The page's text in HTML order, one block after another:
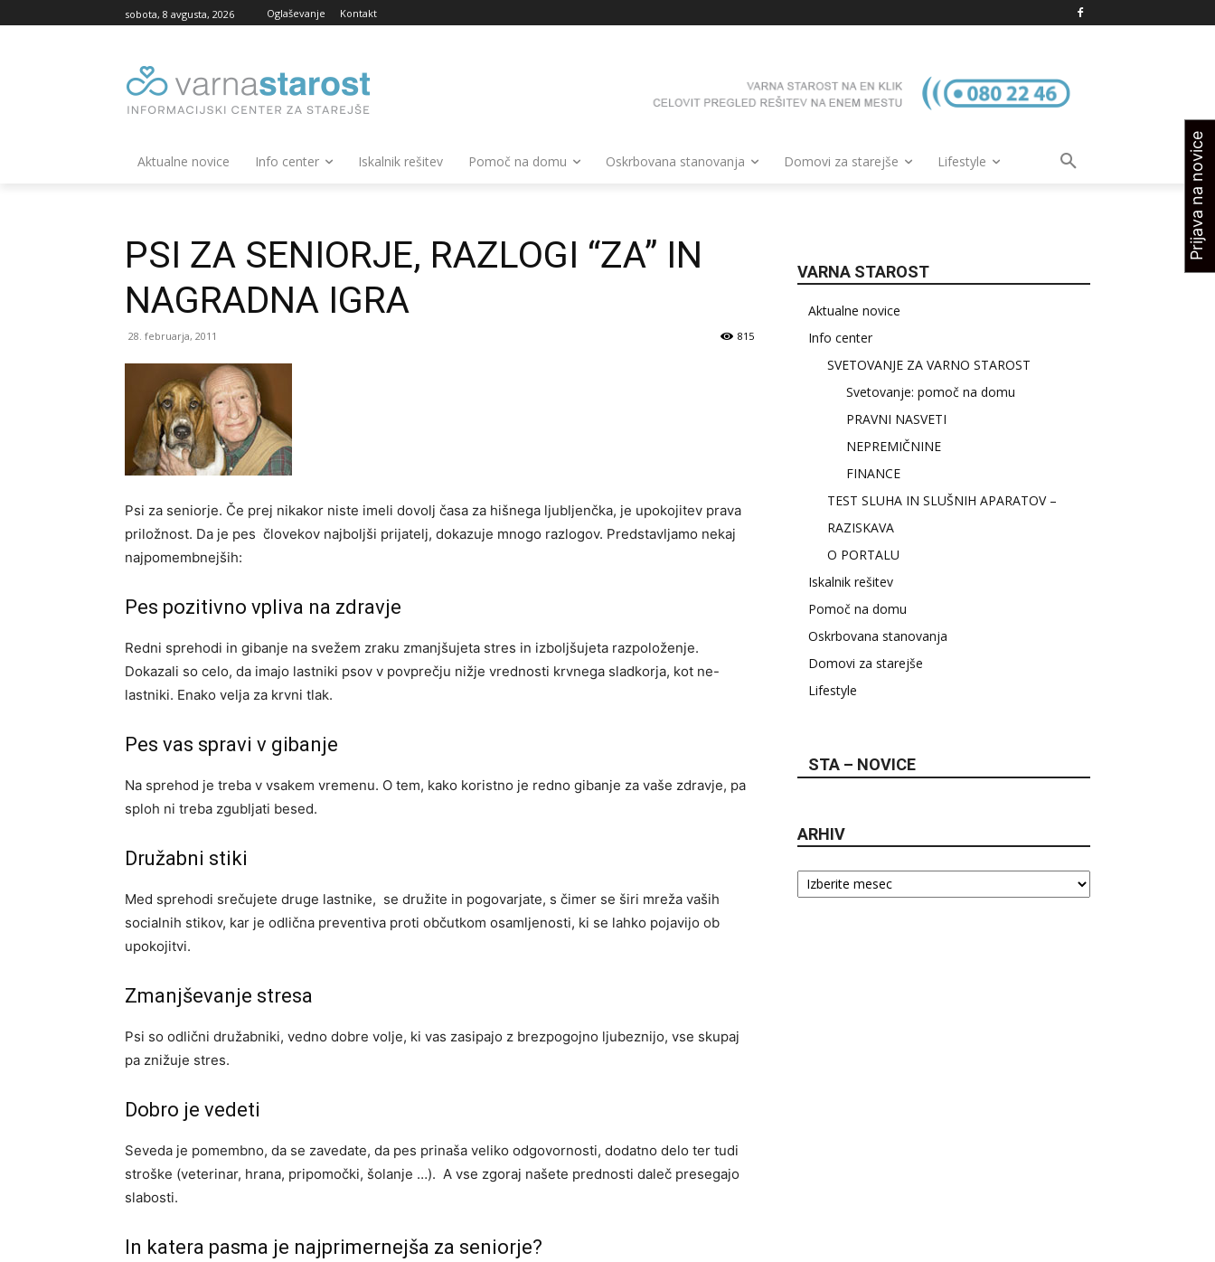
sobota, 8 avgusta, 2026 Oglaševanje Kontakt
Aktualne novice Info center Iskalnik rešitev Pomoč na domu Oskrbovana stanovanja Domovi za starejše Lifestyle
PSI ZA SENIORJE, RAZLOGI “ZA” IN
NAGRADNA IGRA
28. februarja, 2011 815
Psi za seniorje. Če prej nikakor niste imeli dovolj časa za hišnega ljubljenčka, je upokojitev prava
priložnost. Da je pes človekov najboljši prijatelj, dokazuje mnogo razlogov. Predstavljamo nekaj
najpomembnejših:
Pes pozitivno vpliva na zdravje
Redni sprehodi in gibanje na svežem zraku zmanjšujeta stres in izboljšujeta razpoloženje.
Dokazali so celo, da imajo lastniki psov v povprečju nižje vrednosti krvnega sladkorja, kot ne-
lastniki. Enako velja za krvni tlak.
Pes vas spravi v gibanje
Na sprehod je treba v vsakem vremenu. O tem, kako koristno je redno gibanje za vaše zdravje, pa
sploh ni treba zgubljati besed.
Družabni stiki
Med sprehodi srečujete druge lastnike, se družite in pogovarjate, s čimer se širi mreža vaših
socialnih stikov, kar je odlična preventiva proti občutkom osamljenosti, ki se lahko pojavijo ob
upokojitvi.
Zmanjševanje stresa
Psi so odlični družabniki, vedno dobre volje, ki vas zasipajo z brezpogojno ljubeznijo, vse skupaj
pa znižuje stres.
Dobro je vedeti
Seveda je pomembno, da se zavedate, da pes prinaša veliko odgovornosti, dodatno delo ter tudi
stroške (veterinar, hrana, pripomočki, šolanje …). A vse zgoraj našete prednosti daleč presegajo
slabosti.
In katera pasma je najprimernejša za seniorje?
VARNA STAROST
Aktualne novice
Info center
SVETOVANJE ZA VARNO STAROST
Svetovanje: pomoč na domu
PRAVNI NASVETI
NEPREMIČNINE
FINANCE
TEST SLUHA IN SLUŠNIH APARATOV –
RAZISKAVA
O PORTALU
Iskalnik rešitev
Pomoč na domu
Oskrbovana stanovanja
Domovi za starejše
Lifestyle
STA – NOVICE
ARHIV
Arhiv
Prijava na novice